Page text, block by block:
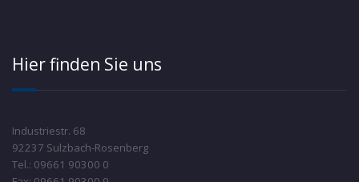
Hier finden Sie uns
Industriestr. 68
92237 Sulzbach-Rosenberg
Tel.: 09661 90300 0